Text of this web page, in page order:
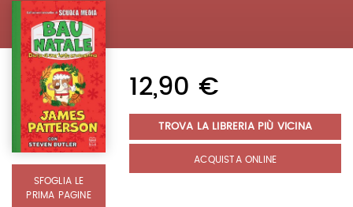
SFOGLIA LE
PRIMA PAGINE
12,90 €
TROVA LA LIBRERIA PIÙ VICINA
ACQUISTA ONLINE